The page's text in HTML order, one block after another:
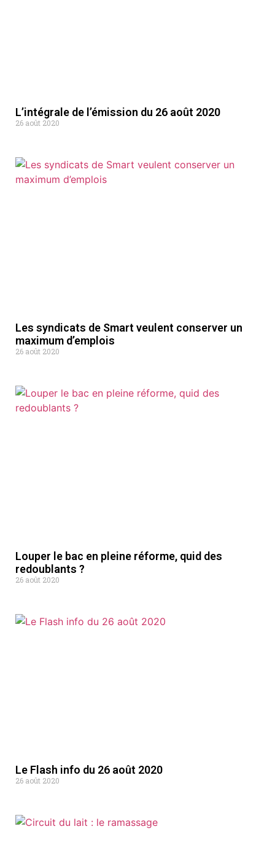
L’intégrale de l’émission du 26 août 2020
26 août 2020
Les syndicats de Smart veulent conserver un
maximum d’emplois
26 août 2020
Louper le bac en pleine réforme, quid des
redoublants ?
26 août 2020
Le Flash info du 26 août 2020
26 août 2020